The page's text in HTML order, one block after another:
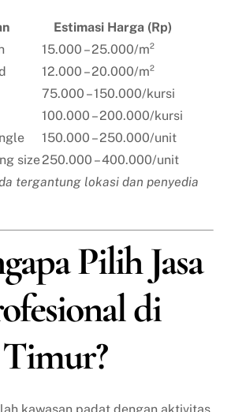
Estimasi Harga (Rp)
15.000 – 25.000/m²
12.000 – 20.000/m²
75.000 – 150.000/kursi
100.000 – 200.000/kursi
150.000 – 250.000/unit
size250.000 – 400.000/unit
tergantung lokasi dan penyedia
Pilih Jasa
di